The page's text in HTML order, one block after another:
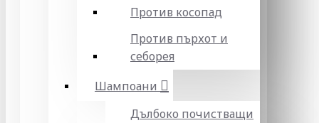
Против косопад
Против пърхот и
себорея
Шампоани
Дълбоко почистващи